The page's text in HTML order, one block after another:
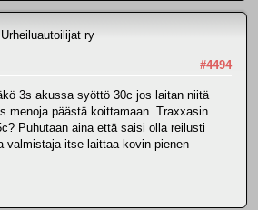
ry
#4494
3s akussa syöttö 30c jos laitan niitä
menoja päästä koittamaan. Traxxasin
Puhutaan aina että saisi olla reilusti
valmistaja itse laittaa kovin pienen